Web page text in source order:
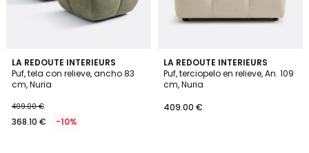
LA REDOUTE INTERIEURS
Puf, tela con relieve, ancho 83
cm, Nuria
409.00 €
368.10 € -10%
3
Colores
LA REDOUTE INTERIEURS
Puf, terciopelo en relieve, An. 109
cm, Nuria
409.00 €
3
Colores